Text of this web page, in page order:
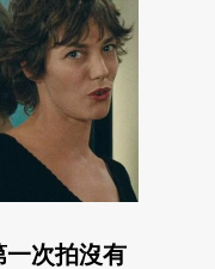
一次拍沒有